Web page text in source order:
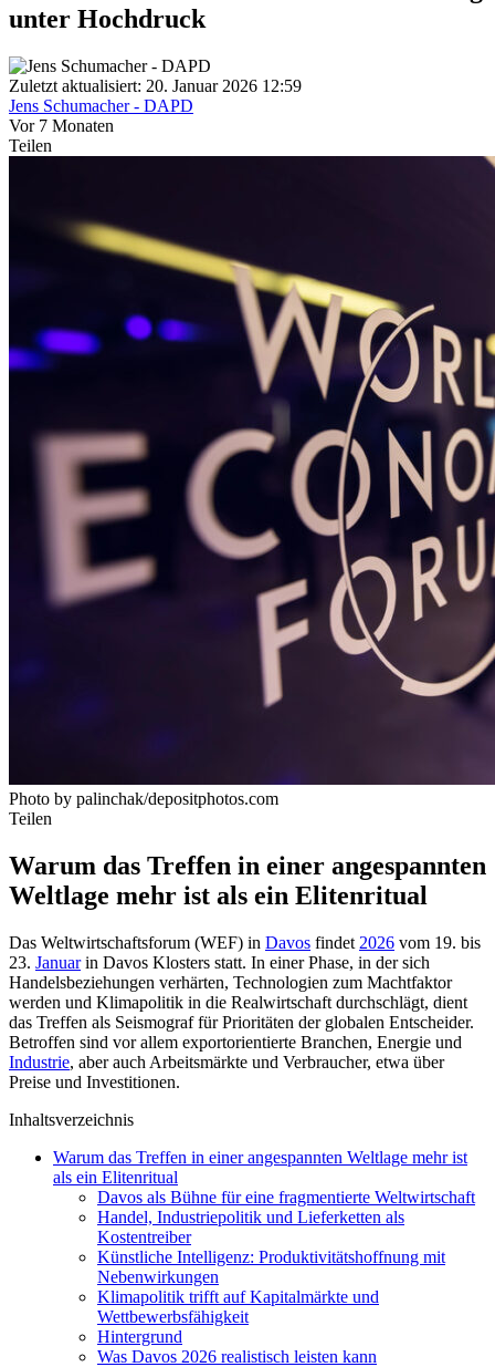
unter Hochdruck
Zuletzt aktualisiert: 20. Januar 2026 12:59
Jens Schumacher - DAPD
Vor 7 Monaten
Teilen
Photo by palinchak/depositphotos.com
Teilen
Warum das Treffen in einer angespannten
Weltlage mehr ist als ein Elitenritual
Das Weltwirtschaftsforum (WEF) in Davos findet 2026 vom 19. bis
23. Januarin Davos Klosters statt. In einer Phase, in der sich
Handelsbeziehungen verhärten, Technologien zum Machtfaktor
werden und Klimapolitik in die Realwirtschaft durchschlägt, dient
das Treffen als Seismograf für Prioritäten der globalen Entscheider.
Betroffen sind vor allem exportorientierte Branchen, Energie und
Industrie, aber auch Arbeitsmärkte und Verbraucher, etwa über
Preise und Investitionen.
Inhaltsverzeichnis
Warum das Treffen in einer angespannten Weltlage mehr ist
als ein Elitenritual
Davos als Bühne für eine fragmentierte Weltwirtschaft
Handel, Industriepolitik und Lieferketten als
Kostentreiber
Künstliche Intelligenz: Produktivitätshoffnung mit
Nebenwirkungen
Klimapolitik trifft auf Kapitalmärkte und
Wettbewerbsfähigkeit
Hintergrund
Was Davos 2026 realistisch leisten kann